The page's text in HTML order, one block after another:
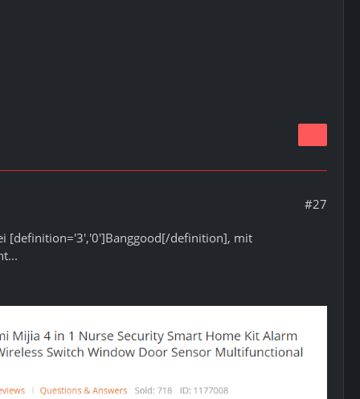
#27
[definition='3','0']Banggood[/definition], mit